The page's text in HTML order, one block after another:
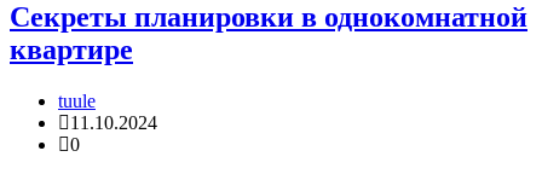
Секреты планировки в однокомнатной
квартире
tuule
11.10.2024
0